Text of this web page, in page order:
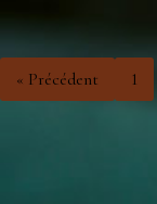
« Précédent 1